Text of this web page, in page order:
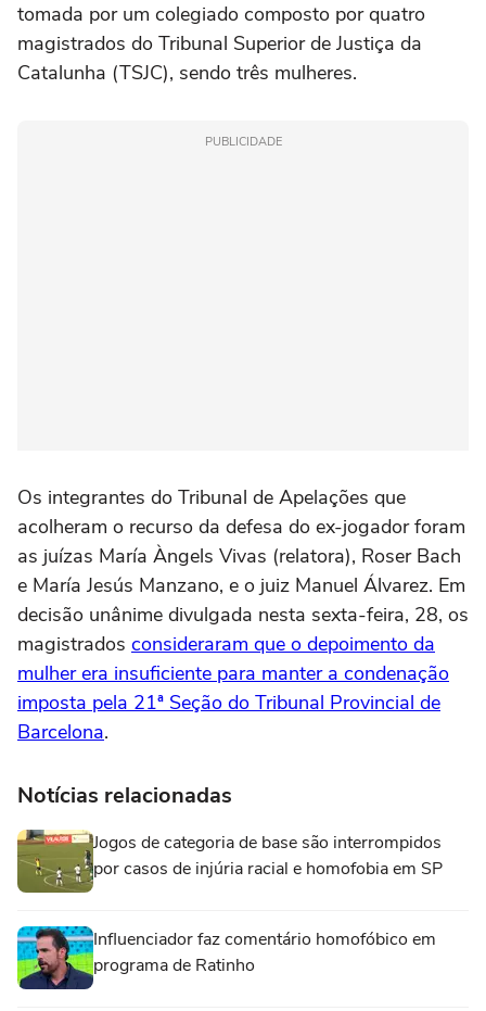
tomada por um colegiado composto por quatro
magistrados do Tribunal Superior de Justiça da
Catalunha (TSJC), sendo três mulheres.
PUBLICIDADE
Os integrantes do Tribunal de Apelações que
acolheram o recurso da defesa do ex-jogador foram
as juízas María Àngels Vivas (relatora), Roser Bach
e María Jesús Manzano, e o juiz Manuel Álvarez. Em
decisão unânime divulgada nesta sexta-feira, 28, os
magistrados consideraram que o depoimento da
mulher era insuficiente para manter a condenação
imposta pela 21ª Seção do Tribunal Provincial de
Barcelona.
Notícias relacionadas
Jogos de categoria de base são interrompidos
por casos de injúria racial e homofobia em SP
Influenciador faz comentário homofóbico em
programa de Ratinho